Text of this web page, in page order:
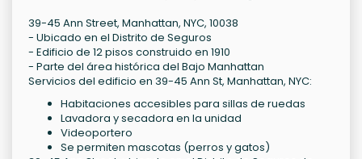
39-45 Ann Street, Manhattan, NYC, 10038
- Ubicado en el Distrito de Seguros
- Edificio de 12 pisos construido en 1910
- Parte del área histórica del Bajo Manhattan
Servicios del edificio en 39-45 Ann St, Manhattan, NYC:
Habitaciones accesibles para sillas de ruedas
Lavadora y secadora en la unidad
Videoportero
Se permiten mascotas (perros y gatos)